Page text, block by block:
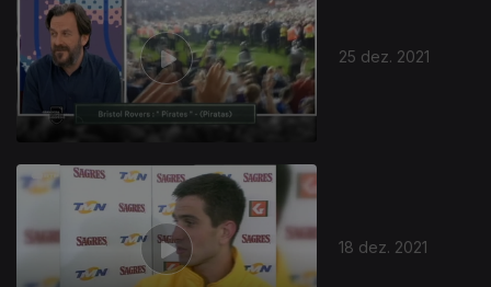
25 dez. 2021
18 dez. 2021
585225